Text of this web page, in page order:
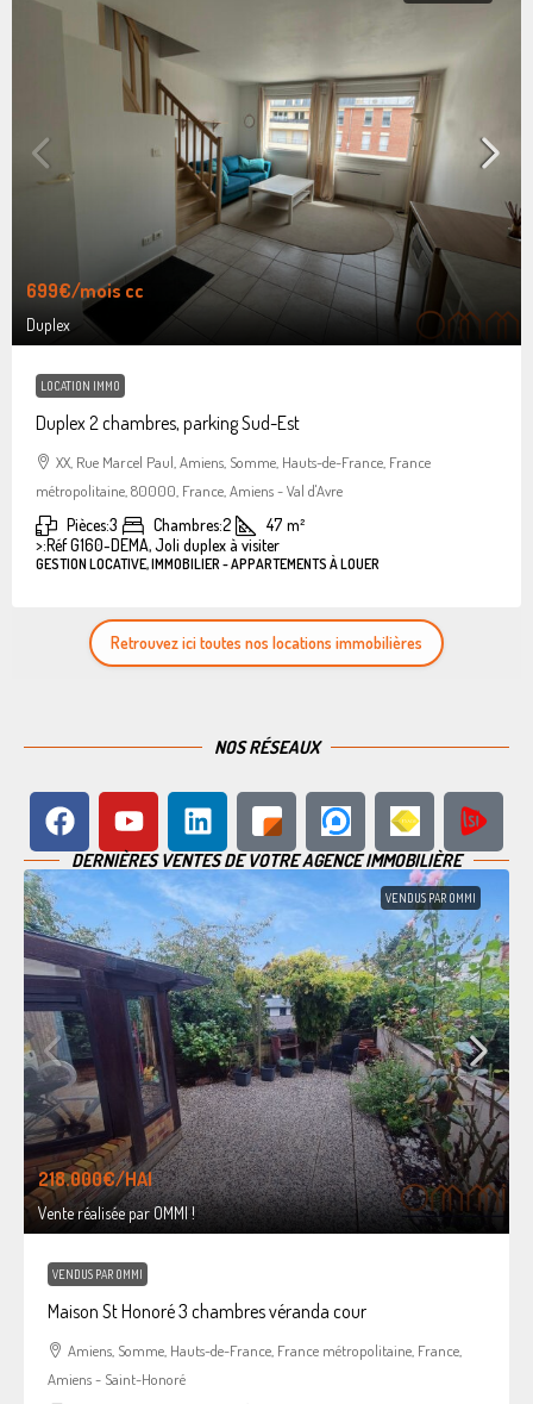
699€/mois cc
Duplex
LOCATION IMMO
Duplex 2 chambres, parking Sud-Est
XX, Rue Marcel Paul, Amiens, Somme, Hauts-de-France, France
métropolitaine, 80000, France, Amiens - Val d'Avre
Pièces:3 Chambres:2 47 m²
>:Réf G160-DEMA, Joli duplex à visiter
GESTION LOCATIVE, IMMOBILIER - APPARTEMENTS À LOUER
Retrouvez ici toutes nos locations immobilières
NOS RÉSEAUX
DERNIÈRES VENTES DE VOTRE AGENCE IMMOBILIÈRE
VENDUS PAR OMMI
218.000€/HAI
Vente réalisée par OMMI !
VENDUS PAR OMMI
Maison St Honoré 3 chambres véranda cour
Amiens, Somme, Hauts-de-France, France métropolitaine, France,
Amiens - Saint-Honoré